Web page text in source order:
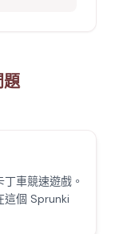
題
車競速遊戲。
這個 Sprunki